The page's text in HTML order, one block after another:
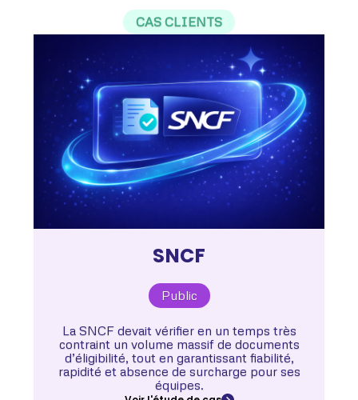
CAS CLIENTS
SNCF
Public
La SNCF devait vérifier en un temps très
contraint un volume massif de documents
d’éligibilité, tout en garantissant fiabilité,
rapidité et absence de surcharge pour ses
équipes.